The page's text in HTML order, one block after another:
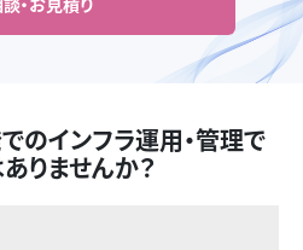
のインフラ運用・管理で
りませんか？